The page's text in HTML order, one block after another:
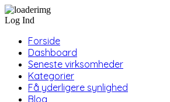
Log Ind
Forside
Dashboard
Seneste virksomheder
Kategorier
Få yderligere synlighed
Blog